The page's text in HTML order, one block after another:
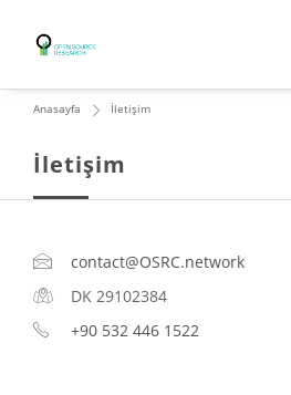
İletişim
Anasayfa İletişim
contact@OSRC.network
DK 29102384
+90 532 446 1522